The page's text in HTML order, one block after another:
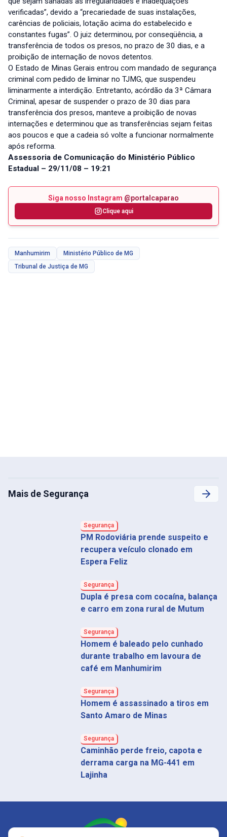
verificadas”, devido a “precariedade de suas instalações,
carências de policiais, lotação acima do estabelecido e
constantes fugas”. O juiz determinou, por conseqüência, a
transferência de todos os presos, no prazo de 30 dias, e a
proibição de internação de novos detentos.
O Estado de Minas Gerais entrou com mandado de segurança
criminal com pedido de liminar no TJMG, que suspendeu
liminarmente a interdição. Entretanto, acórdão da 3ª Câmara
Criminal, apesar de suspender o prazo de 30 dias para
transferência dos presos, manteve a proibição de novas
internações e determinou que as transferências sejam feitas
aos poucos e que a cadeia só volte a funcionar normalmente
após reforma.
Assessoria de Comunicação do Ministério Público
Estadual – 29/11/08 – 19:21
Siga nosso Instagram @portalcaparao
Clique aqui
Manhumirim
Ministério Público de MG
Tribunal de Justiça de MG
Mais de Segurança
Segurança
PM Rodoviária prende suspeito e
recupera veículo clonado em
Espera Feliz
Segurança
Dupla é presa com cocaína, balança
e carro em zona rural de Mutum
Segurança
Homem é baleado pelo cunhado
durante trabalho em lavoura de
café em Manhumirim
Segurança
Homem é assassinado a tiros em
Santo Amaro de Minas
Segurança
Caminhão perde freio, capota e
derrama carga na MG-441 em
Lajinha